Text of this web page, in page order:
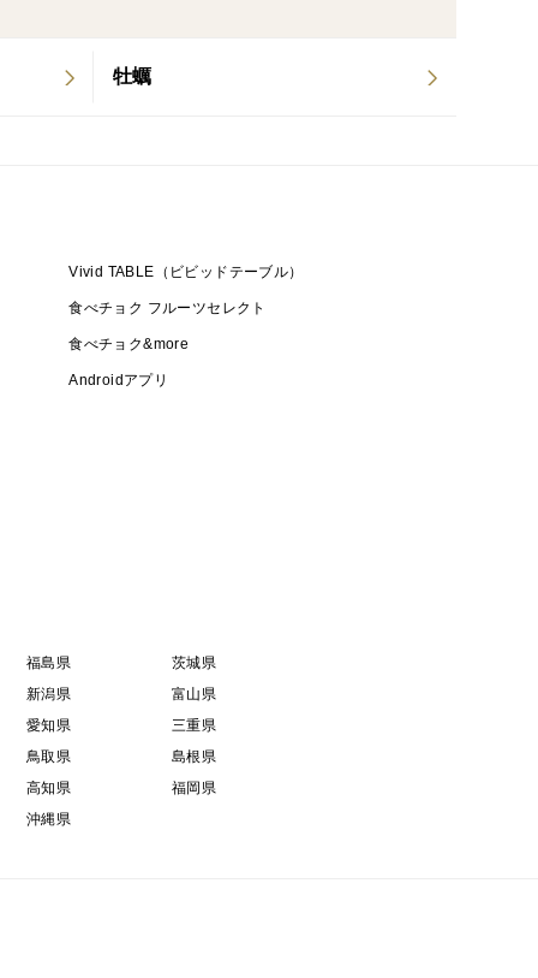
牡蠣
Vivid TABLE（ビビッドテーブル）
食べチョク フルーツセレクト
食べチョク&more
Androidアプリ
福島県
茨城県
新潟県
富山県
愛知県
三重県
鳥取県
島根県
高知県
福岡県
沖縄県